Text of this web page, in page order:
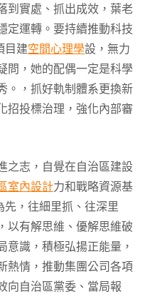
到實處、抓出成效，葉老
定運轉。要持續推動科技
目建空間心理學設，無力
問，她的配偶一定是科學
。，抓好軌制體系更換新
招投標治理，強化內部審
之志，自覺在自治區建設
室內設計力和戰略資源基
先，往細里抓、往深里
以有解思維、優解思維破
識，積極弘揚正能量，
熱情，推動集團公司各項
向自治區黨委、當局報